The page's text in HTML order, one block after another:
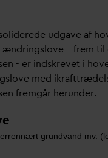
udgave af
ændringslove – frem til
- er indskrevet i
med
fremgår herunder.
grundvand mv.